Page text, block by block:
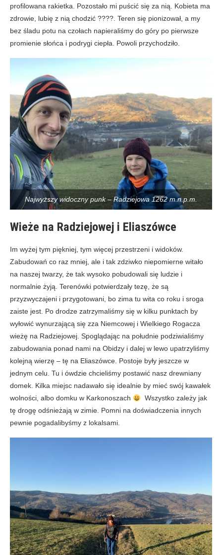
profilowana rakietka. Pozostało mi puścić się za nią. Kobieta ma
zdrowie, lubię z nią chodzić ????. Teren się pionizował, a my
bez śladu potu na czołach napieraliśmy do góry po pierwsze
promienie słońca i podrygi ciepła. Powoli przychodziło.
Najwyższy widoczny punk – Radziejowa 1262 m.n.p.m.
Wieże na Radziejowej i Eliaszówce
Im wyżej tym piękniej, tym więcej przestrzeni i widoków.
Zabudowań co raz mniej, ale i tak zdziwko niepomierne witało
na naszej twarzy, że tak wysoko pobudowali się ludzie i
normalnie żyją. Terenówki potwierdzały tezę, że są
przyzwyczajeni i przygotowani, bo zima tu wita co roku i sroga
zaiste jest. Po drodze zatrzymaliśmy się w kilku punktach by
wyłowić wynurzającą się zza Niemcowej i Wielkiego Rogacza
wieżę na Radziejowej. Spoglądając na południe podziwialiśmy
zabudowania ponad nami na Obidzy i dalej w lewo upatrzyliśmy
kolejną wierzę – tę na Eliaszówce. Postoje były jeszcze w
jednym celu. Tu i ówdzie chcieliśmy postawić nasz drewniany
domek. Kilka miejsc nadawało się idealnie by mieć swój kawałek
wolności, albo domku w Karkonoszach
Wszystko zależy jak
tę drogę odśnieżają w zimie. Pomni na doświadczenia innych
pewnie pogadalibyśmy z lokalsami.